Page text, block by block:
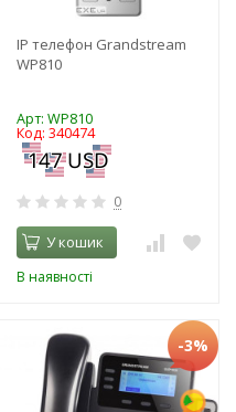
IP телефон Grandstream
WP810
Арт: WP810
Код: 340474
0
У кошик
В наявності
-3%